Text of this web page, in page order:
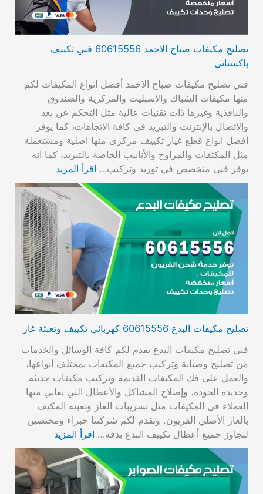
تصليح مكيفات صباح الاحمد 60615556 فني تكييف
باكستاني
فني تصليح مكيفات صباح الاحمد أفضل انواع المكيفات لكم
منها مكيفات الشباك والاسبليت والمركزية والصندوق
والنافذية وغيرها ذات تقنيات عالية مثل التحكم عن بعد
والاتصال بالإنترنت والتبريد في كافة الاتجاهات، كما يوفر
أفضل انواع قطع غيار تكييف مركزي منها اصلية ومستعملة
مثل المكثفات والمراوح والأنابيب الخاصة بالتبريد، كما انه
يوفر فني متخصص في توريد وتركيب… اقرأ المزيد
تصليح مكيفات البدع 60615556 كهربائي تكييف وتعبئة غاز
فني تصليح مكيفات البدع يقدم لكم كافة الوسائل والخدمات
من تصليح وصيانة وتركيب جميع المكيفات بمختلف أنواعها،
والعمل على فك المكيفات القديمة وتركيب مكيفات حديثة
وجديدة الجودة، وإصلاح المشاكل والأعطال التي يعاني منها
العملاء في المكيفات مثل تسريبات الغاز وتعبئة المكيف
بالغاز الأصلي الفريون. وتقدم لكم شركتنا خبراء ومختصين
لتجاوز جميع أعطال تكييف البدع بدقة… اقرأ المزيد